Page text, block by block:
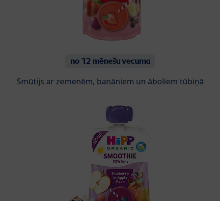
no 12 mēnešu vecuma
Smūtijs ar zemenēm, banāniem un āboliem tūbiņā